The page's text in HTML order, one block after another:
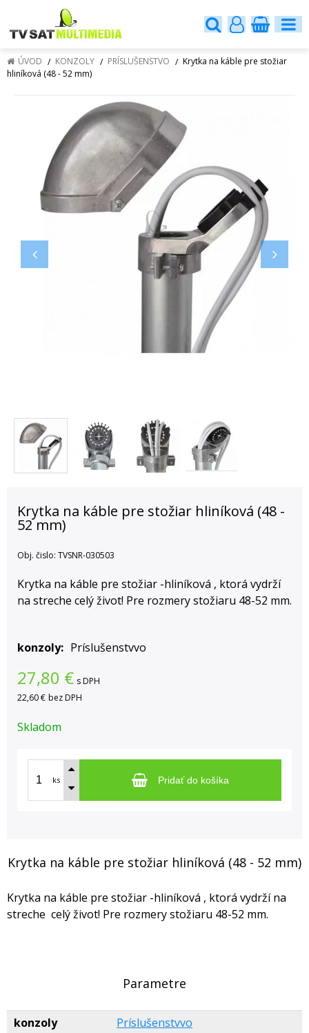
ÚVOD KONZOLY PRÍSLUŠENSTVO
Krytka na káble pre stožiar
hliníková (48 - 52 mm)
Krytka na káble pre stožiar hliníková (48 -
52 mm)
Obj. čislo: TVSNR-030503
Krytka na káble pre stožiar -hliníková , ktorá vydrží
na streche celý život! Pre rozmery stožiaru 48-52 mm.
konzoly Príslušenstvvo
27,80 € s DPH
22,60 € bez DPH
Skladom
ks Pridať do košíka
Krytka na káble pre stožiar hliníková (48 - 52 mm)
Krytka na káble pre stožiar -hliníková , ktorá vydrží na
streche celý život! Pre rozmery stožiaru 48-52 mm.
Parametre
konzoly Príslušenstvvo